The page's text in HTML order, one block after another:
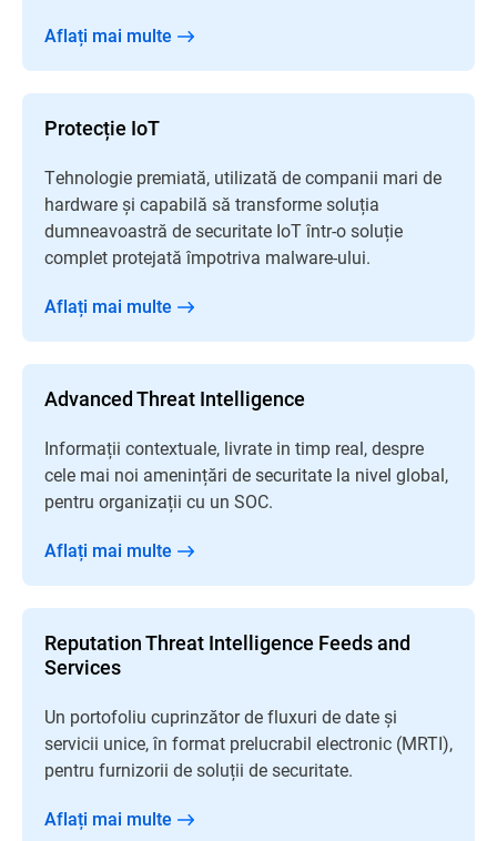
Aflați mai multe
Protecție IoT
Tehnologie premiată, utilizată de companii mari de
hardware și capabilă să transforme soluția
dumneavoastră de securitate IoT într-o soluție
complet protejată împotriva malware-ului.
Aflați mai multe
Advanced Threat Intelligence
Informații contextuale, livrate in timp real, despre
cele mai noi amenințări de securitate la nivel global,
pentru organizații cu un SOC.
Aflați mai multe
Reputation Threat Intelligence Feeds and
Services
Un portofoliu cuprinzător de fluxuri de date și
servicii unice, în format prelucrabil electronic (MRTI),
pentru furnizorii de soluții de securitate.
Aflați mai multe